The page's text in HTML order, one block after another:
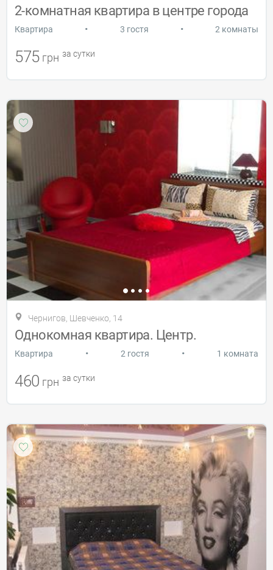
2-комнатная квартира в центре города
Квартира • 3 гостя • 2 комнаты
575 грн за сутки
Чернигов, Шевченко, 14
Однокомная квартира. Центр.
Квартира • 2 гостя • 1 комната
460 грн за сутки